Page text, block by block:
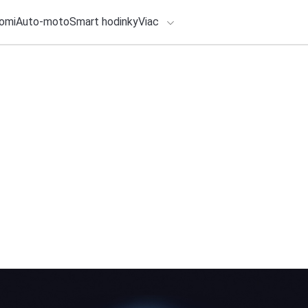
Auto-motoSmart hodinkyViac